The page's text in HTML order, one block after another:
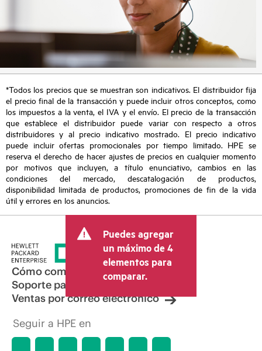
*Todos los precios que se muestran son indicativos. El distribuidor fija
el precio final de la transacción y puede incluir otros conceptos, como
los impuestos a la venta, el IVA y el envío. El precio de la transacción
que establece el distribuidor puede variar con respecto a otros
distribuidores y al precio indicativo mostrado. El precio indicativo
puede incluir ofertas promocionales por tiempo limitado. HPE se
reserva el derecho de hacer ajustes de precios en cualquier momento
por motivos que incluyen, a título enunciativo, cambios en las
condiciones del mercado, descatalogación de productos,
disponibilidad limitada de productos, promociones de fin de la vida
útil y errores en los anuncios.
Puedes agregar
un máximo de 4
elementos para
comparar.
Cómo comprar
Soporte para productos
Ventas por correo electrónico
Seguir a HPE en